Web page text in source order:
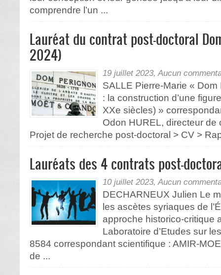
comprendre l’un ...
Lauréat du contrat post-doctoral
2024)
19 juillet 2023,Aucun
SALLE Pierre-Marie «
: la construction d’une
XXe siècles) »
Odon HUREL, directeur de
Projet de recherche post-doctoral > CV >
Lauréats des 4 contrats post-
10 juillet 2023,Aucun
DECHARNEUX Julien Le
les ascètes syriaques de
approche historico-critique
Laboratoire d’Etudes sur
8584 correspondant scientifique : AMIR-
de ...